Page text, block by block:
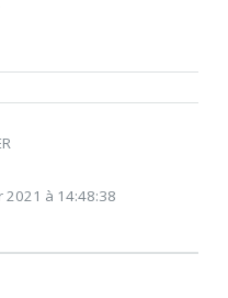
2021 à 14:48:38